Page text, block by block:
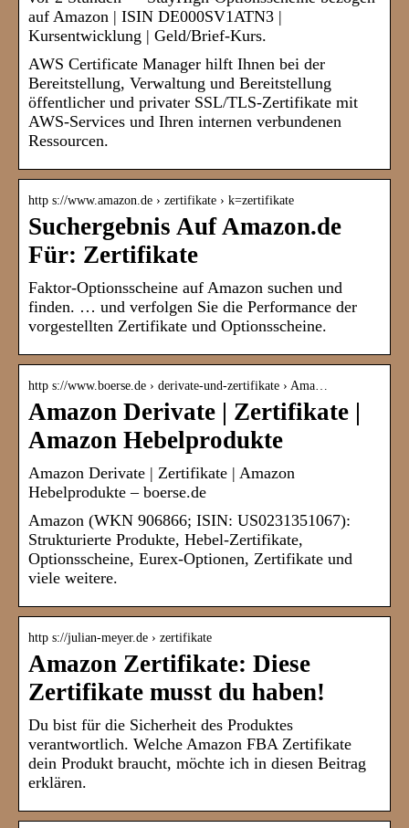
auf Amazon | ISIN DE000SV1ATN3 |
Kursentwicklung | Geld/Brief-Kurs.
AWS Certificate Manager hilft Ihnen bei der
Bereitstellung, Verwaltung und Bereitstellung
öffentlicher und privater SSL/TLS-Zertifikate mit
AWS-Services und Ihren internen verbundenen
Ressourcen.
http s://www.amazon.de › zertifikate › k=zertifikate
Suchergebnis Auf Amazon.de
Für: Zertifikate
Faktor-Optionsscheine auf Amazon suchen und
finden. … und verfolgen Sie die Performance der
vorgestellten Zertifikate und Optionsscheine.
http s://www.boerse.de › derivate-und-zertifikate › Ama…
Amazon Derivate | Zertifikate |
Amazon Hebelprodukte
Amazon Derivate | Zertifikate | Amazon
Hebelprodukte – boerse.de
Amazon (WKN 906866; ISIN: US0231351067):
Strukturierte Produkte, Hebel-Zertifikate,
Optionsscheine, Eurex-Optionen, Zertifikate und
viele weitere.
http s://julian-meyer.de › zertifikate
Amazon Zertifikate: Diese
Zertifikate musst du haben!
Du bist für die Sicherheit des Produktes
verantwortlich. Welche Amazon FBA Zertifikate
dein Produkt braucht, möchte ich in diesen Beitrag
erklären.